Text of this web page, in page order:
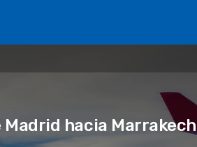
hacia Marrakech